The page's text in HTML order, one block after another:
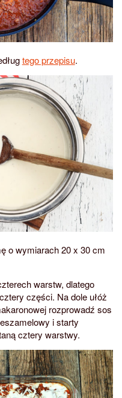
tego przepisu.
o wymiarach 20 x 30 cm
warstw, dlatego
części. Na dole ułóż
rozprowadź sos
i starty
cztery warstwy.